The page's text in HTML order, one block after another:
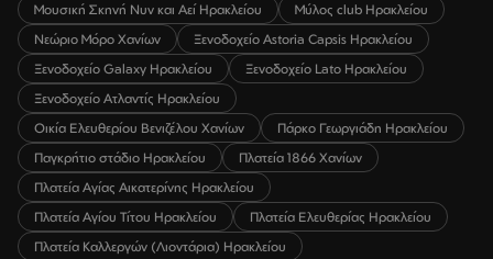
Μουσική Σκηνή Νυν και Αεί Ηρακλείου
Μύλος club Ηρακλείου
Νεώριο Μόρο Χανίων
Ξενοδοχείο Astoria Capsis Ηρακλείου
Ξενοδοχείο Galaxy Ηρακλείου
Ξενοδοχείο Lato Ηρακλείου
Ξενοδοχείο Ατλαντίς Ηρακλείου
Οικία Ελευθερίου Βενιζέλου Χανίων
Πάρκο Γεωργιάδη Ηρακλείου
Παγκρήτιο στάδιο Ηρακλείου
Πλατεία 1866 Χανίων
Πλατεία Αγίας Αικατερίνης Ηρακλείου
Πλατεία Αγίου Τίτου Ηρακλείου
Πλατεία Ελευθερίας Ηρακλείου
Πλατεία Καλλεργών (Λιοντάρια) Ηρακλείου